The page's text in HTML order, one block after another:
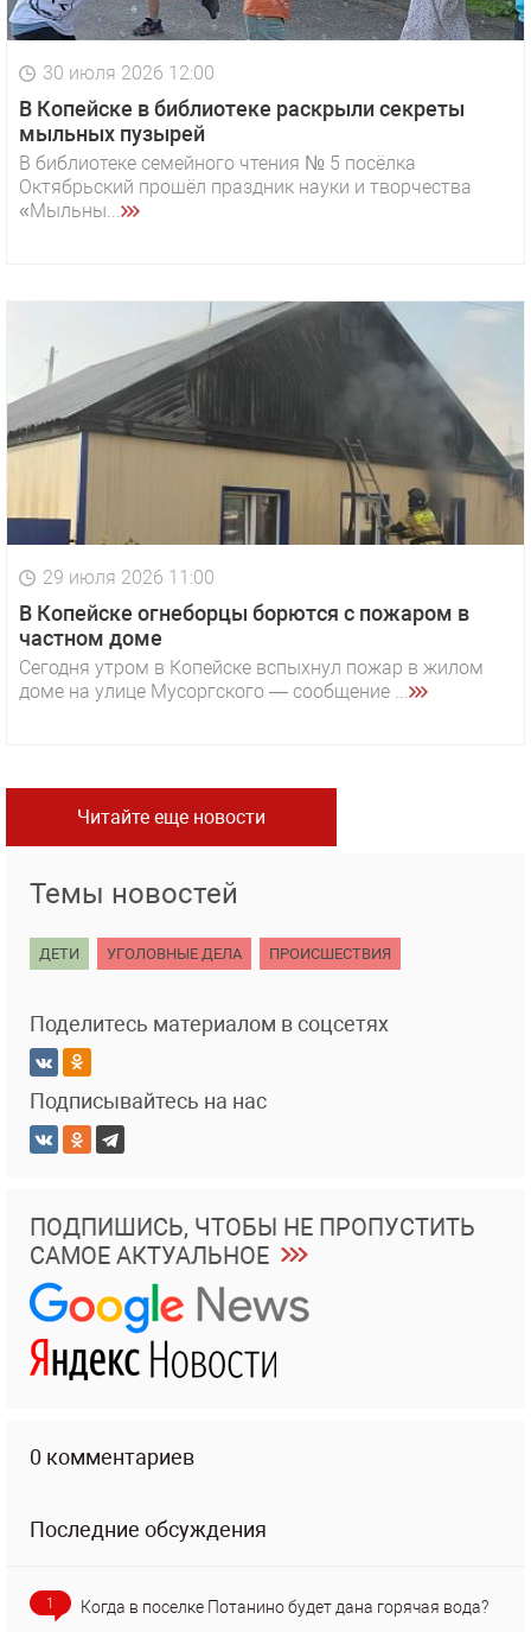
30 июля 2026 12:00
В Копейске в библиотеке раскрыли секреты
мыльных пузырей
В библиотеке семейного чтения № 5 посёлка
Октябрьский прошёл праздник науки и творчества
«Мыльны...
29 июля 2026 11:00
В Копейске огнеборцы борются с пожаром в
частном доме
Сегодня утром в Копейске вспыхнул пожар в жилом
доме на улице Мусоргского — сообщение ...
Читайте еще новости
Темы новостей
ДЕТИ УГОЛОВНЫЕ ДЕЛА ПРОИСШЕСТВИЯ
Поделитесь материалом в соцсетях
Подписывайтесь на нас
ПОДПИШИСЬ, ЧТОБЫ НЕ ПРОПУСТИТЬ
САМОЕ АКТУАЛЬНОЕ
0 комментариев
Последние обсуждения
1 Когда в поселке Потанино будет дана горячая вода?